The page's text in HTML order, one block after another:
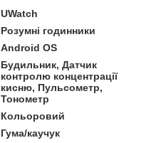
UWatch
Розумні годинники
Android OS
Будильник, Датчик
контролю концентрації
кисню, Пульсометр,
Тонометр
Кольоровий
Гума/каучук